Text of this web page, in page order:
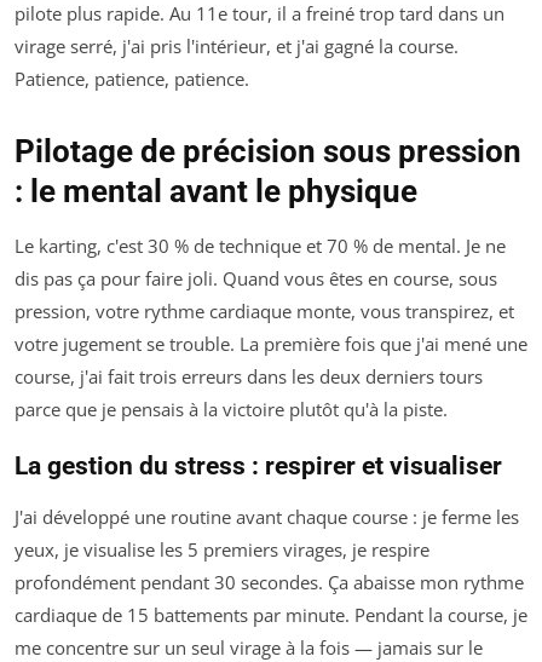
pilote plus rapide. Au 11e tour, il a freiné trop tard dans un
virage serré, j'ai pris l'intérieur, et j'ai gagné la course.
Patience, patience, patience.
Pilotage de précision sous pression
: le mental avant le physique
Le karting, c'est 30 % de technique et 70 % de mental. Je ne
dis pas ça pour faire joli. Quand vous êtes en course, sous
pression, votre rythme cardiaque monte, vous transpirez, et
votre jugement se trouble. La première fois que j'ai mené une
course, j'ai fait trois erreurs dans les deux derniers tours
parce que je pensais à la victoire plutôt qu'à la piste.
La gestion du stress : respirer et visualiser
J'ai développé une routine avant chaque course : je ferme les
yeux, je visualise les 5 premiers virages, je respire
profondément pendant 30 secondes. Ça abaisse mon rythme
cardiaque de 15 battements par minute. Pendant la course, je
me concentre sur un seul virage à la fois — jamais sur le